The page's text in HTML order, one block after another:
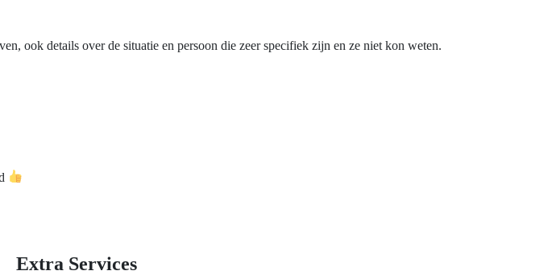
ook details over de situatie en persoon die zeer specifiek zijn en ze niet kon weten.
Extra Services